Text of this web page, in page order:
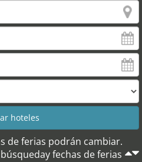
de ferias podrán cambiar.
fechas de ferias